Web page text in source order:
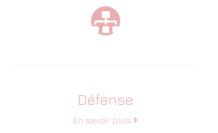
Défense
En savoir plus